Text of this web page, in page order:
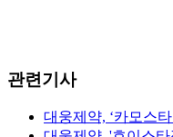
관련기사
대웅제약, ‘카모스